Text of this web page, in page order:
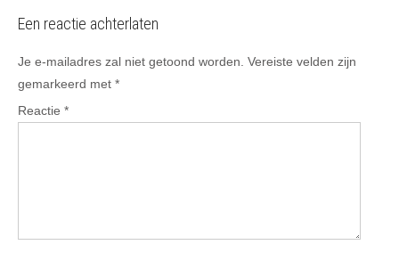
Een reactie achterlaten
Je e-mailadres zal niet getoond worden. Vereiste velden zijn
gemarkeerd met *
Reactie *